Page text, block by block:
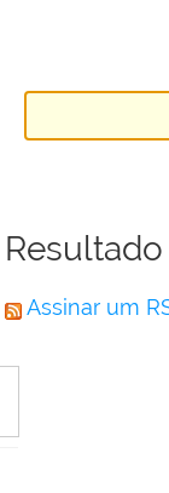
Assinar um